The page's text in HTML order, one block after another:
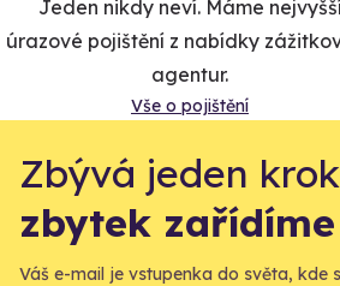
Jeden nikdy neví. Máme
úrazové pojištění z nabídky
agentur.
Vše o pojištění
Zbývá jeden
zbytek
Váš e-mail je vstupenka do světa, kde